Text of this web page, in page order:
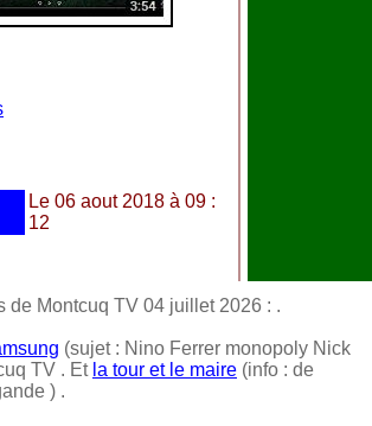
Le 06 aout 2018 à 09 :
12
de Montcuq TV 04 juillet 2026 : .
(sujet : Nino Ferrer monopoly Nick
TV . Et la tour et le maire (info : de
) .